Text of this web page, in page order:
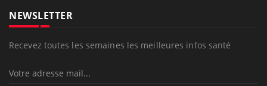
NEWSLETTER
Recevez toutes les semaines les meilleures infos santé